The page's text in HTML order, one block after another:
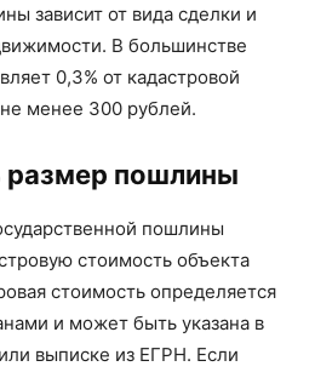
зависит от вида сделки и
В большинстве
0,3% от кадастровой
менее 300 рублей.
размер пошлины
пошлины
стоимость объекта
стоимость определяется
и может быть указана в
выписке из ЕГРН. Если